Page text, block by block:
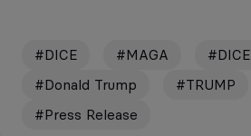
#DICE #MAGA
#DICE
#Donald Trump
#TRUMP
#Press Release